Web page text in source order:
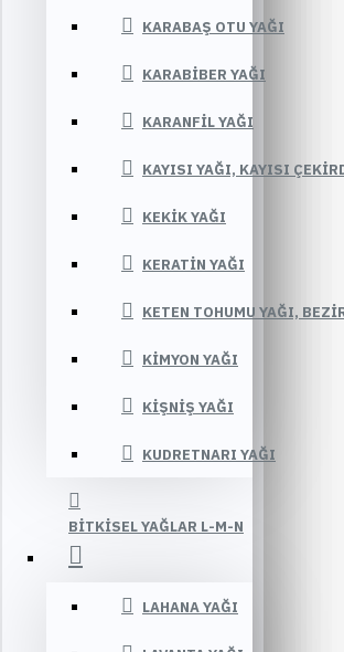
KARABAŞ OTU YAĞI
KARABIBER YAĞI
KARANFIL YAĞI
KAYISI YAĞI, KAYISI
KEKIK YAĞI
KERATIN YAĞI
KETEN TOHUMU YAĞI,
KIMYON YAĞI
KIŞNIŞ YAĞI
KUDRETNARI YAĞI
BITKISEL YAĞLAR L-M-N
LAHANA YAĞI